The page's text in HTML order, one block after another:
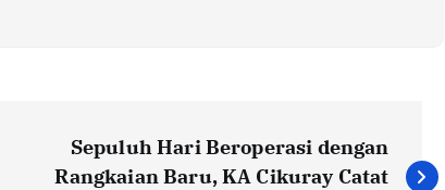
Sepuluh Hari Beroperasi dengan
Rangkaian Baru, KA Cikuray Catat